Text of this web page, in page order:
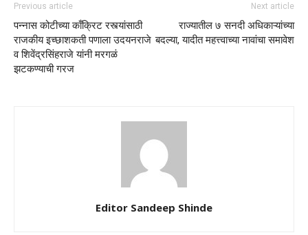
Previous article
पन्नास कोटीच्या काँक्रिट रस्त्यांसाठी
राजकीय इच्छाशकती पणाला उदयनराजे
व शिवेंद्रसिंहराजे यांनी मरगळं
झटकण्याची गरज
Next article
राज्यातील ७ सनदी अधिकाऱ्यांच्या
बदल्या, यादीत महत्त्वाच्या नावांचा समावेश
Editor Sandeep Shinde